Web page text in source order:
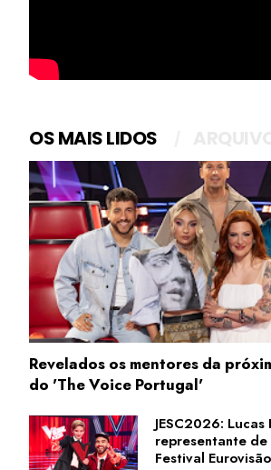
OS MAIS LIDOS
Revelados os mentores da
do 'The Voice Portugal'
JESC2026:
representante de
Festival